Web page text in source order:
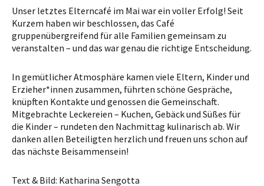
Unser letztes Elterncafé im Mai war ein voller Erfolg! Seit
Kurzem haben wir beschlossen, das Café
gruppenübergreifend für alle Familien gemeinsam zu
veranstalten – und das war genau die richtige Entscheidung.
In gemütlicher Atmosphäre kamen viele Eltern, Kinder und
Erzieher*innen zusammen, führten schöne Gespräche,
knüpften Kontakte und genossen die Gemeinschaft.
Mitgebrachte Leckereien – Kuchen, Gebäck und Süßes für
die Kinder – rundeten den Nachmittag kulinarisch ab. Wir
danken allen Beteiligten herzlich und freuen uns schon auf
das nächste Beisammensein!
Text & Bild: Katharina Sengotta